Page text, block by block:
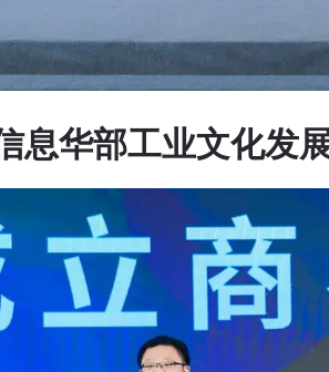
息华部工业文化发